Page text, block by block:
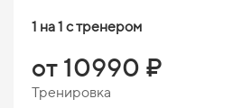
1 на 1 с тренером
от 10990 ₽
Тренировка